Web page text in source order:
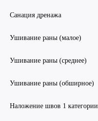
Санация дренажа
Ушивание раны (малое)
Ушивание раны (среднее)
Ушивание раны (обширное)
Наложение швов 1 категории